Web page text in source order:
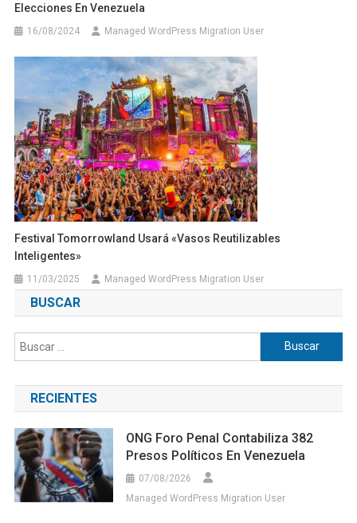
Elecciones En Venezuela
16/08/2024 Managed WordPress Migration User
Festival Tomorrowland Usará «vasos Reutilizables
Inteligentes»
11/03/2025 Managed WordPress Migration User
BUSCAR
Buscar:
RECIENTES
ONG Foro Penal Contabiliza 382
Presos Políticos En Venezuela
07/08/2026
Managed WordPress Migration User